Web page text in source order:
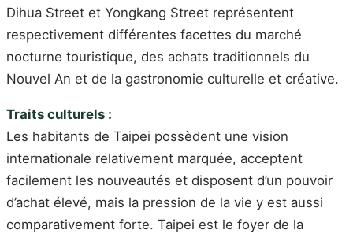
Dihua Street et Yongkang Street représentent
respectivement différentes facettes du marché
nocturne touristique, des achats traditionnels du
Nouvel An et de la gastronomie culturelle et créative.
Traits culturels :
Les habitants de Taipei possèdent une vision
internationale relativement marquée, acceptent
facilement les nouveautés et disposent d’un pouvoir
d’achat élevé, mais la pression de la vie y est aussi
comparativement forte. Taipei est le foyer de la